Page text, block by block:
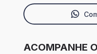
ACOMPANHE